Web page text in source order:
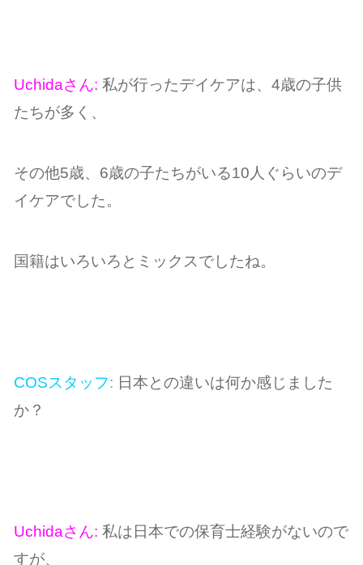
Uchidaさん: 私が行ったデイケアは、4歳の子供
たちが多く、
その他5歳、6歳の子たちがいる10人ぐらいのデ
イケアでした。
国籍はいろいろとミックスでしたね。
COSスタッフ: 日本との違いは何か感じました
か？
Uchidaさん: 私は日本での保育士経験がないので
すが、